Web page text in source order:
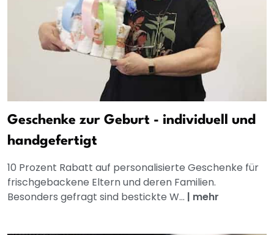
Geschenke zur Geburt - individuell und
handgefertigt
10 Prozent Rabatt auf personalisierte Geschenke für
frischgebackene Eltern und deren Familien.
Besonders gefragt sind bestickte W... | mehr